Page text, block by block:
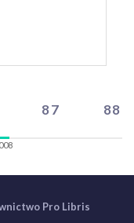
87 88
Pro Libris